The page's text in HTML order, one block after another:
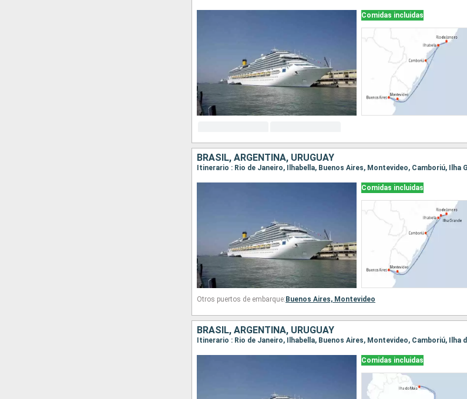
Comidas incluidas
BRASIL, ARGENTINA, URUGUAY
Itinerario : Rio de Janeiro, Ilhabella, Buenos Aires, Montevideo, Camboriú, Ilha
Comidas incluidas
Otros puertos de embarque: Buenos Aires, Montevideo
BRASIL, ARGENTINA, URUGUAY
Itinerario : Rio de Janeiro, Ilhabella, Buenos Aires, Montevideo, Camboriú, Ilha
Comidas incluidas